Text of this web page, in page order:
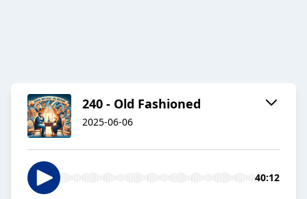
240 - Old Fashioned
2025-06-06
40:12